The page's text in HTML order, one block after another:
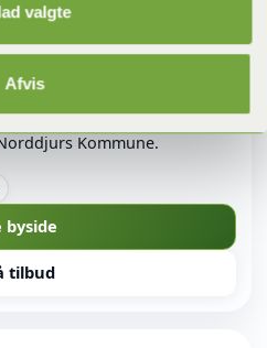
valgte
Afvis
i Rimsø
fokus på hvepsebekæmpelse
hulmur, skur, udestue,
Kommune.
byside
tilbud